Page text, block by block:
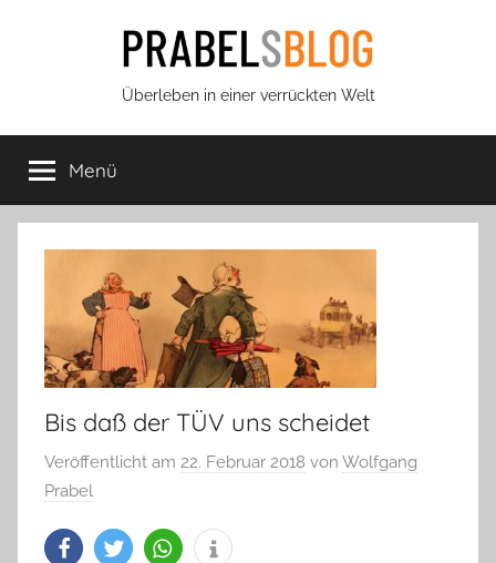
Prabels
Blog
Überleben in einer verrückten Welt
Menü
Bis daß der TÜV uns scheidet
Veröffentlicht am 22. Februar 2018 von Wolfgang
Prabel